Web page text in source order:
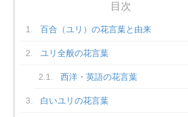
目次
百合（ユリ）の花言葉と由来
ユリ全般の花言葉
西洋・英語の花言葉
白いユリの花言葉